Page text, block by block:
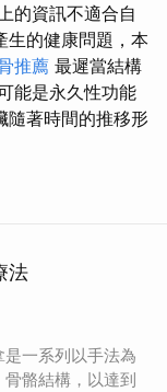
的資訊不適合自
生的健康問題，本
推薦 最遲當結構
能是永久性功能
隨著時間的推移形
法
一系列以手法為
骼結構，以達到